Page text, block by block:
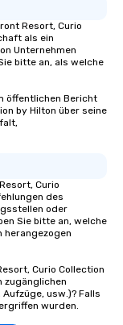
Resort, Curio
als ein
Unternehmen
bitte an, als welche
öffentlichen Bericht
by Hilton über seine
Curio
des
oder
Sie bitte an, welche
herangezogen
Curio Collection
zugänglichen
usw.)? Falls
wurden.